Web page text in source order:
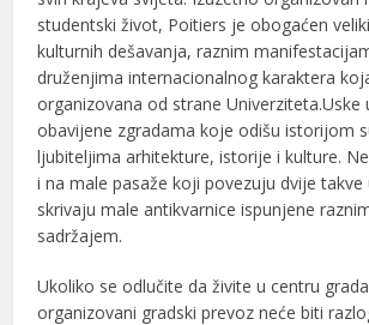
studentski život, Poitiers je obogaćen
kulturnih dešavanja, raznim
druženjima internacionalnog karaktera
organizovana od strane Univerziteta.Uske
obavijene zgradama koje odišu istorijom
ljubiteljima arhitekture, istorije i kulture.
i na male pasaže koji povezuju dvije takve
skrivaju male antikvarnice ispunjene
sadržajem.
Ukoliko se odlučite da živite u centru
organizovani gradski prevoz neće biti